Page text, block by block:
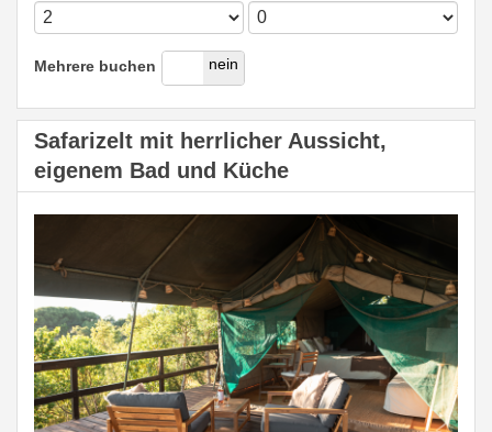
Mehrere buchen
ja nein
Safarizelt mit herrlicher Aussicht,
eigenem Bad und Küche